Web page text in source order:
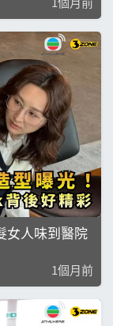
女人味到醫院
1個月前